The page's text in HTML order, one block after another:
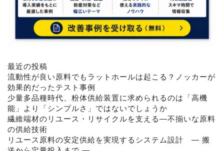
最近の投稿
流動性が良い原料でもラットホールは起こる？ノッカーが
効果的だったテスト事例
少量多品種時代、粉体供給装置に求められるのは「高機
能」より「シンプルさ」ではないでしょうか
繊維端材のリユース・リサイクルを支える―不揃いな原料
の供給技術
リユース原料の安定供給を実現するシステム設計 ― 搬